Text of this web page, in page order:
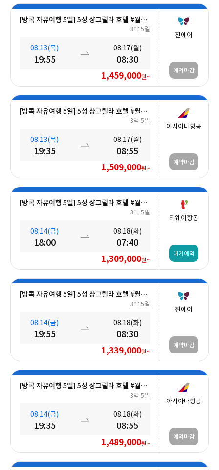
[방콕 자유여행 5일] 5성 샹그릴라 호텔 #월드체인 #차오프라야강변 #조식포함 #호캉스 #도심접근성
3박 5일
08.13(목)
19:55
08.17(월)
08:30
1,459,000원~
진에어
예약마감
[방콕 자유여행 5일] 5성 샹그릴라 호텔 #월드체인 #차오프라야강변 #조식포함 #호캉스 #도심접근성
3박 5일
08.13(목)
19:35
08.17(월)
08:55
1,509,000원~
아시아나항공
예약마감
[방콕 자유여행 5일] 5성 샹그릴라 호텔 #월드체인 #차오프라야강변 #조식포함 #호캉스 #도심접근성
3박 5일
08.14(금)
18:00
08.18(화)
07:40
1,309,000원~
티웨이항공
대기예약
[방콕 자유여행 5일] 5성 샹그릴라 호텔 #월드체인 #차오프라야강변 #조식포함 #호캉스 #도심접근성
3박 5일
08.14(금)
19:55
08.18(화)
08:30
1,339,000원~
진에어
예약마감
[방콕 자유여행 5일] 5성 샹그릴라 호텔 #월드체인 #차오프라야강변 #조식포함 #호캉스 #도심접근성
3박 5일
08.14(금)
19:35
08.18(화)
08:55
1,489,000원~
아시아나항공
예약마감